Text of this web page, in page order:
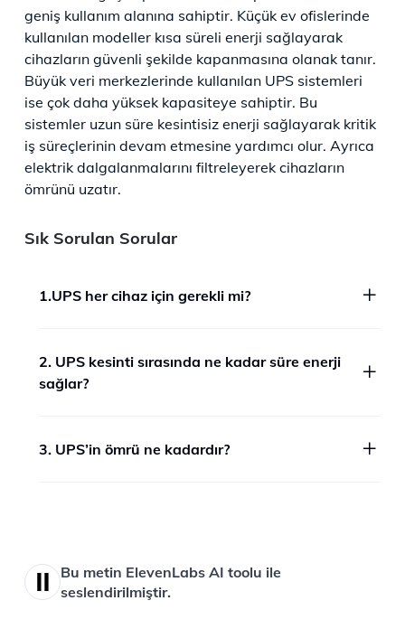
geniş kullanım alanına sahiptir. Küçük ev ofislerinde
kullanılan modeller kısa süreli enerji sağlayarak
cihazların güvenli şekilde kapanmasına olanak tanır.
Büyük veri merkezlerinde kullanılan UPS sistemleri
ise çok daha yüksek kapasiteye sahiptir. Bu
sistemler uzun süre kesintisiz enerji sağlayarak kritik
iş süreçlerinin devam etmesine yardımcı olur. Ayrıca
elektrik dalgalanmalarını filtreleyerek cihazların
ömrünü uzatır.​
Sık Sorulan Sorular
1.UPS her cihaz için gerekli mi?
2. UPS kesinti sırasında ne kadar süre enerji
sağlar?
3. UPS’in ömrü ne kadardır?
Bu metin ElevenLabs AI toolu ile
seslendirilmiştir.